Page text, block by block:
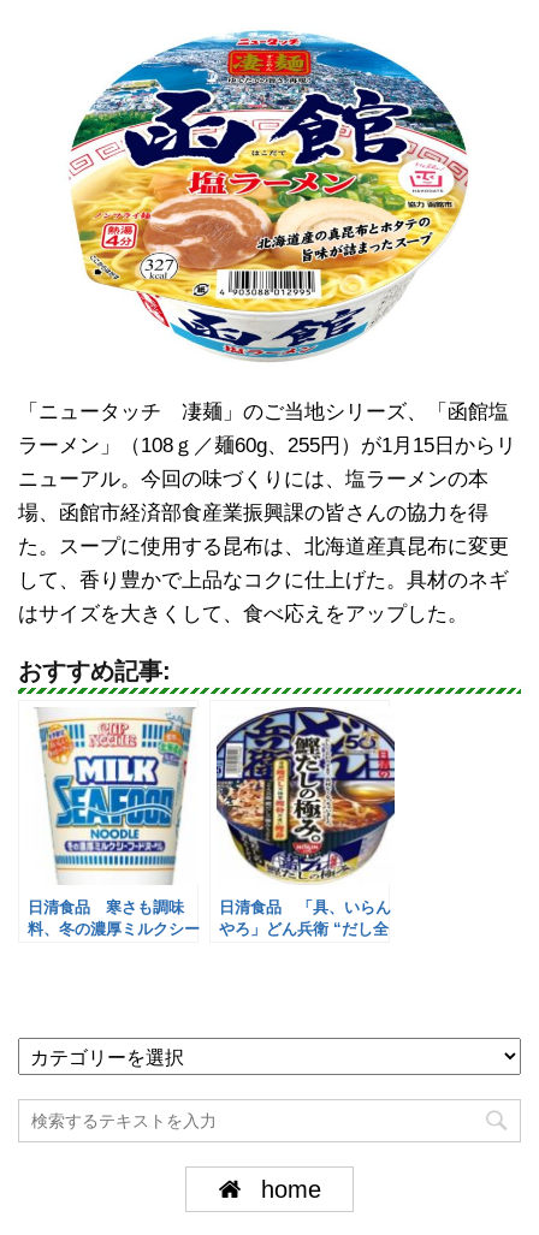
「ニュータッチ 凄麺」のご当地シリーズ、「函館塩
ラーメン」（108ｇ／麺60g、255円）が1月15日からリ
ニューアル。今回の味づくりには、塩ラーメンの本
場、函館市経済部食産業振興課の皆さんの協力を得
た。スープに使用する昆布は、北海道産真昆布に変更
して、香り豊かで上品なコクに仕上げた。具材のネギ
はサイズを大きくして、食べ応えをアップした。
おすすめ記事:
日清食品 寒さも調味
料、冬の濃厚ミルクシー
日清食品 「具、いらん
やろ」どん兵衛 “だし全
home